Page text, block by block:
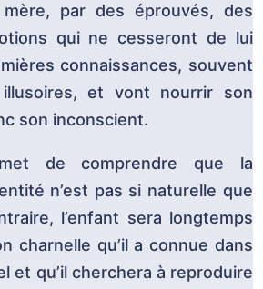
par des éprouvés, des
qui ne cesseront de lui
connaissances, souvent
illusoires, et vont nourrir son
son inconscient.
de comprendre que la
n’est pas si naturelle que
l’enfant sera longtemps
charnelle qu’il a connue dans
et qu’il cherchera à reproduire